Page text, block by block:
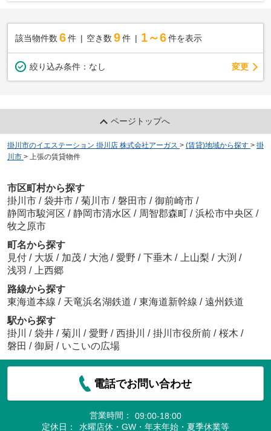
該当物件数 6件 空き数 9 件 1～6 件を表示
絞り込み条件： なし 変更
ページトップへ
掛川市のイエステーション 掛川店 株式会社アーガス > (賃貸)地域から探す > 掛
川市 > 上張の賃貸物件
市区町村から探す
掛川市 / 袋井市 / 菊川市 / 磐田市 / 御前崎市 /
静岡市駿河区 / 静岡市清水区 / 周智郡森町 / 浜松市中央区 /
牧之原市
町名から探す
見付 / 大坂 / 加茂 / 大池 / 愛野 / 下垂木 / 上山梨 / 大渕 /
浅羽 /
上西郷
路線から探す
東海道本線 / 天竜浜名湖鉄道 / 東海道新幹線 / 遠州鉄道
駅から探す
掛川
/ 袋井 / 菊川 / 愛野 / 西掛川 / 掛川市役所前 / 桜木 /
磐田 / 御厨 / いこいの広場
電話でお問い合わせ
営業時間：
09:00-18:00
定休日：
水曜店休・GW・年末年始・夏季休業等